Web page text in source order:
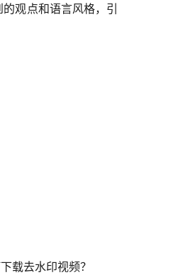
观点和语言风格，引
载去水印视频？